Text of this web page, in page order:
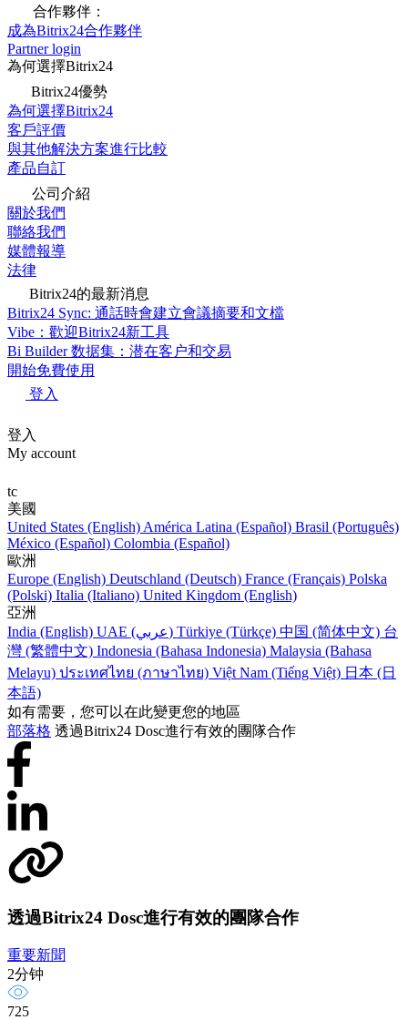
合作夥伴：
成為Bitrix24合作夥伴
Partner login
為何選擇Bitrix24
Bitrix24優勢
為何選擇Bitrix24
客戶評價
與其他解決方案進行比較
產品自訂
公司介紹
關於我們
聯絡我們
媒體報導
法律
Bitrix24的最新消息
Bitrix24 Sync: 通話時會建立會議摘要和文檔
Vibe：歡迎Bitrix24新工具
Bi Builder 数据集：潜在客户和交易
開始免費使用
登入
登入
My account
tc
美國
United States (English) América Latina (Español) Brasil (Português)
México (Español) Colombia (Español)
歐洲
Europe (English) Deutschland (Deutsch) France (Français) Polska
(Polski) Italia (Italiano) United Kingdom (English)
亞洲
India (English)
UAE (عربي) Türkiye (Türkçe) 中国 (简体中文) 台
灣 (繁體中文) Indonesia (Bahasa Indonesia) Malaysia (Bahasa
Melayu) ประเทศไทย (ภาษาไทย) Việt Nam (Tiếng Việt) 日本 (日
本語)
如有需要，您可以在此變更您的地區
部落格 透過Bitrix24 Dosc進行有效的團隊合作
透過Bitrix24 Dosc進行有效的團隊合作
重要新聞
2分钟
725